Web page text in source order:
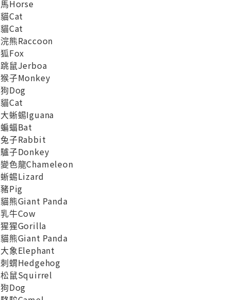
馬Horse
貓Cat
貓Cat
浣熊Raccoon
狐Fox
跳鼠Jerboa
猴子Monkey
狗Dog
貓Cat
大蜥蜴Iguana
蝙蝠Bat
兔子Rabbit
驢子Donkey
變色龍Chameleon
蜥蜴Lizard
豬Pig
貓熊Giant Panda
乳牛Cow
猩猩Gorilla
貓熊Giant Panda
大象Elephant
刺蝟Hedgehog
松鼠Squirrel
狗Dog